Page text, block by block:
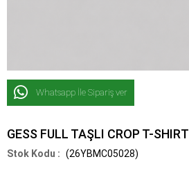
Whatsapp İle Sipariş ver
GESS FULL TAŞLI CROP T-SHIRT
(26YBMC05028)